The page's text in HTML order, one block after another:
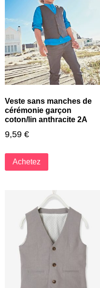
Veste sans manches de
cérémonie garçon
coton/lin anthracite 2A
9,59 €
Achetez